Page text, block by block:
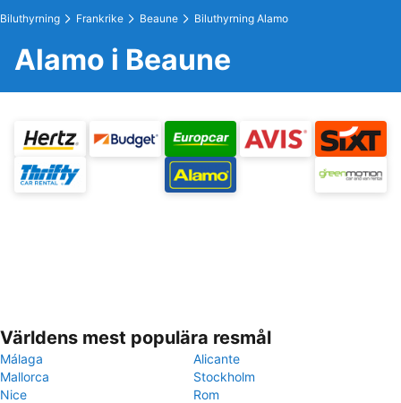
Biluthyrning Frankrike Beaune Biluthyrning Alamo
Alamo i Beaune
Världens mest populära resmål
Málaga
Alicante
Mallorca
Stockholm
Nice
Rom